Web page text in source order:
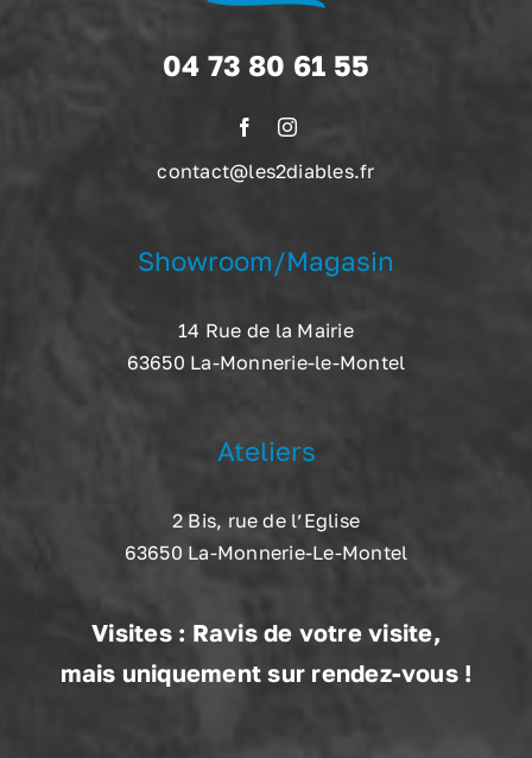
04 73 80 61 55
contact@les2diables.fr
Showroom/Magasin
14 Rue de la Mairie
63650 La-Monnerie-le-Montel
Ateliers
2 Bis, rue de l’Eglise
63650 La-Monnerie-Le-Montel
Visites : Ravis de votre visite,
mais uniquement sur rendez-vous !